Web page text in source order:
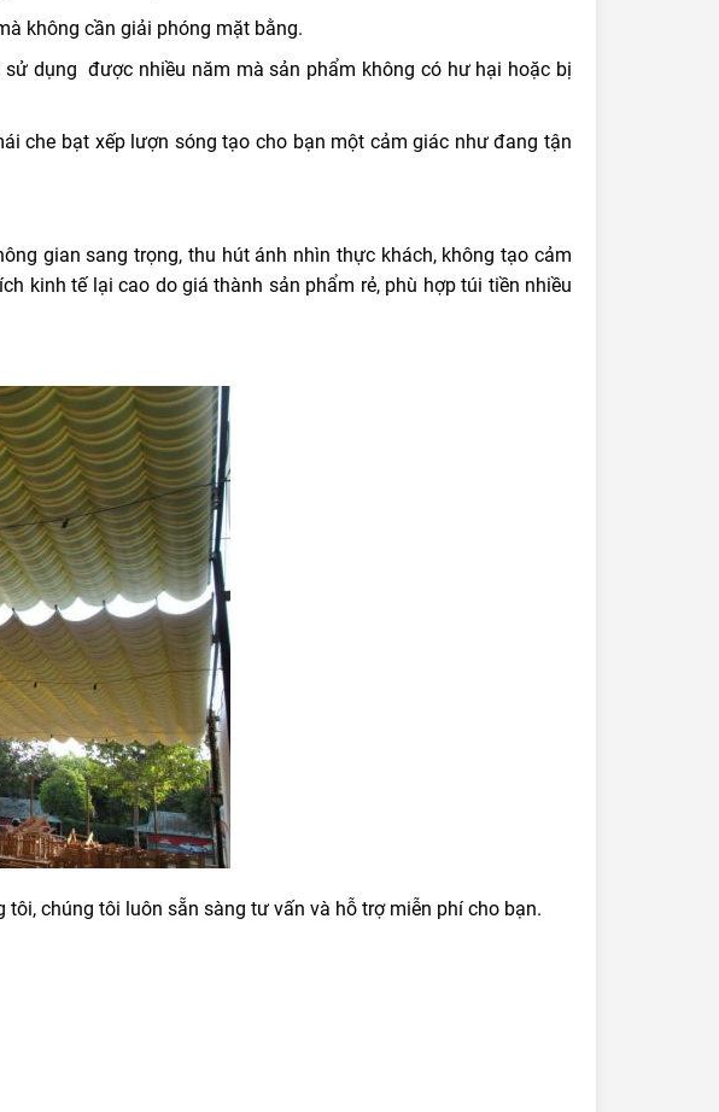
không cần giải phóng mặt bằng.
dụng được nhiều năm mà sản phẩm không có hư hại hoặc bị
che bạt xếp lượn sóng tạo cho bạn một cảm giác như đang tận
gian sang trọng, thu hút ánh nhìn thực khách, không tạo cảm
kinh tế lại cao do giá thành sản phẩm rẻ, phù hợp túi tiền nhiều
chúng tôi luôn sẵn sàng tư vấn và hỗ trợ miễn phí cho bạn.